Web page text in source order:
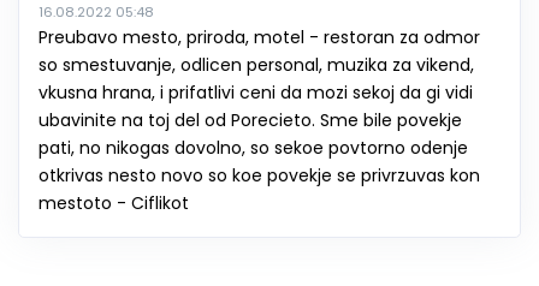
16.08.2022 05:48
Preubavo mesto, priroda, motel - restoran za odmor
so smestuvanje, odlicen personal, muzika za vikend,
vkusna hrana, i prifatlivi ceni da mozi sekoj da gi vidi
ubavinite na toj del od Porecieto. Sme bile povekje
pati, no nikogas dovolno, so sekoe povtorno odenje
otkrivas nesto novo so koe povekje se privrzuvas kon
mestoto - Ciflikot